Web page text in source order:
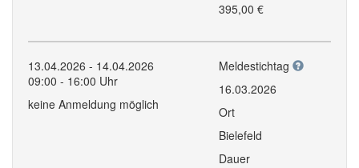
395,00 €
13.04.2026 - 14.04.2026
09:00 - 16:00 Uhr
keine Anmeldung möglich
Meldestichtag
16.03.2026
Ort
Bielefeld
Dauer